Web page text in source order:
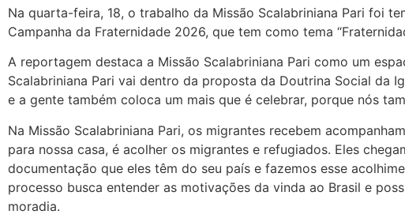
Na quarta-feira, 18, o trabalho da Missão Scalabriniana Pari foi
Campanha da Fraternidade 2026, que tem como tema
A reportagem destaca a Missão Scalabriniana Pari como um
Scalabriniana Pari vai dentro da proposta da Doutrina Social da
e a gente também coloca um mais que é celebrar, porque nós
Na Missão Scalabriniana Pari, os migrantes recebem
para nossa casa, é acolher os migrantes e refugiados. Eles
documentação que eles têm do seu país e fazemos esse
processo busca entender as motivações da vinda ao Brasil e
moradia.